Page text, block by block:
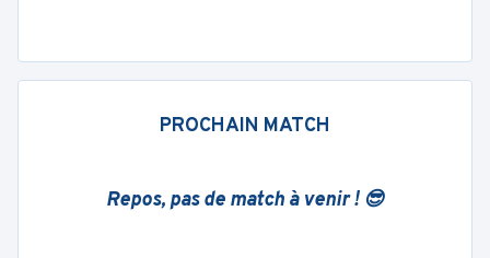
PROCHAIN MATCH
Repos, pas de match à venir ! 😎